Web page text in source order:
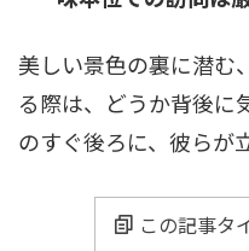
美しい景色の裏に潜む
る際は、どうか背後に
のすぐ後ろに、彼らが
この記事タ